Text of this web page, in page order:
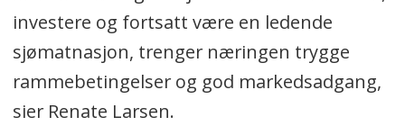
investere og fortsatt være en ledende
sjømatnasjon, trenger næringen trygge
rammebetingelser og god markedsadgang,
sier Renate Larsen.